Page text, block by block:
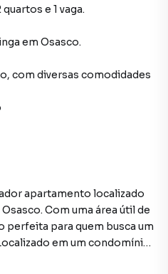
e 1 vaga.
em Osasco.
, com diversas comodidades
apartamento localizado
Com uma área útil de
perfeita para quem busca um
em um condomínio